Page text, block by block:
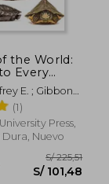
the World:
Every
Inglés)
E. ; Gibbons,
(1)
Press,
Dura, Nuevo